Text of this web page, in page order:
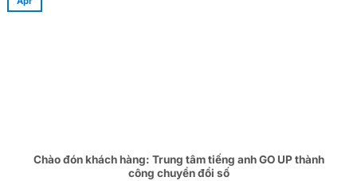
Chào đón khách hàng: Trung tâm tiếng anh GO UP thành
công chuyển đổi số